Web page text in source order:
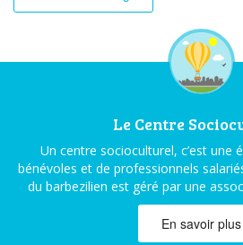
Le Centre
Un centre socioculturel, c’est une
bénévoles et de professionnels
du barbezilien est géré par une
En savoir plus